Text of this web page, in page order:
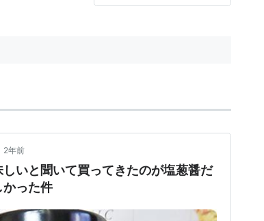
2年前
いと聞いて買ってきたのが塩葱醤だ
かった件